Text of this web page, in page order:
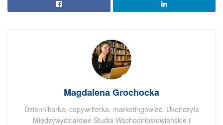
Magdalena Grochocka
Dziennikarka, copywriterka, marketingowiec. Ukończyła
Międzywydziałowe Studia Wschodniosłowiańskie i